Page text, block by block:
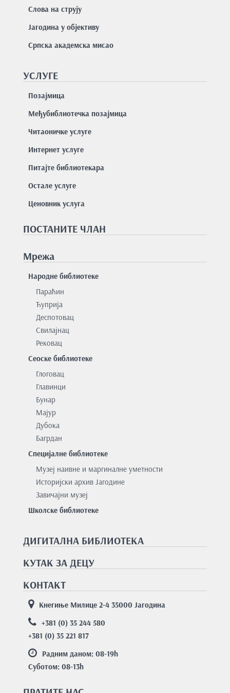
Слова на струју
Јагодина у објективу
Српска академска мисао
УСЛУГЕ
Позајмицa
Међубиблиотечка позајмица
Читаоничке услуге
Интернет услуге
Питајте библиотекара
Остале услуге
Ценовник услуга
ПОСТАНИТЕ ЧЛАН
Мрежа
Народне библиотеке
Параћин
Ћуприја
Деспотовац
Свилајнац
Рековац
Сеоске библиотеке
Глоговац
Главинци
Бунар
Мајур
Дубока
Багрдан
Специјалне библиотеке
Музеј наивне и маргиналне уметности
Историјски архив Јагодине
Завичајни музеј
Школске библиотеке
ДИГИТАЛНА БИБЛИОТЕКА
КУТАК ЗА ДЕЦУ
КОНТАКТ
Кнегиње Милице 2-4 35000 Јагодина
+381 (0) 35 244 580
+381 (0) 35 221 817
Радним даном: 08-19h
Суботом: 08-13h